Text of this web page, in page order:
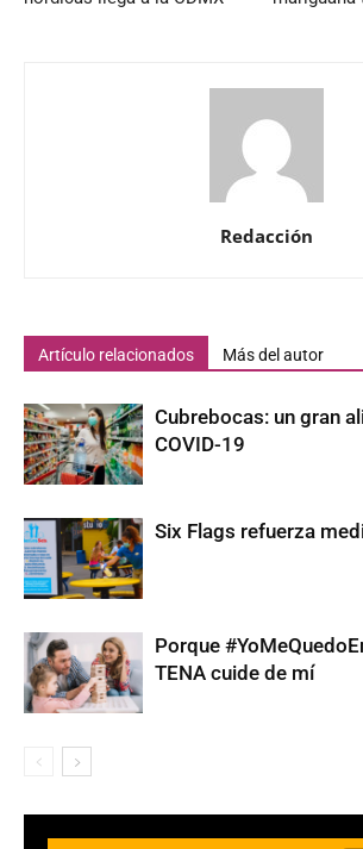
Redacción
Artículo relacionados Más del autor
Cubrebocas: un gran
COVID-19
Six Flags refuerza
Porque
TENA cuide de mí